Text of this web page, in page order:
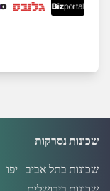
שכונות נסרקות
שכונות בתל אביב -יפו